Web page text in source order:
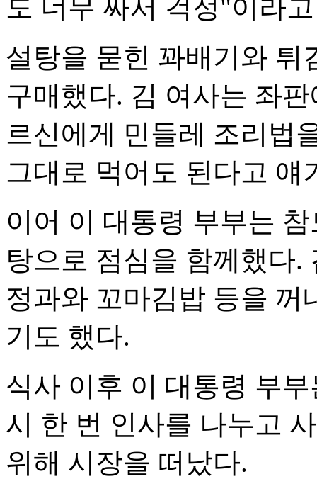
도 너무 싸서 걱정"이라
설탕을 묻힌 꽈배기와 튀
구매했다. 김 여사는 좌
르신에게 민들레 조리법
그대로 먹어도 된다고 얘
이어 이 대통령 부부는
탕으로 점심을 함께했다.
정과와 꼬마김밥 등을 꺼
기도 했다.
식사 이후 이 대통령 부
시 한 번 인사를 나누고
위해 시장을 떠났다.